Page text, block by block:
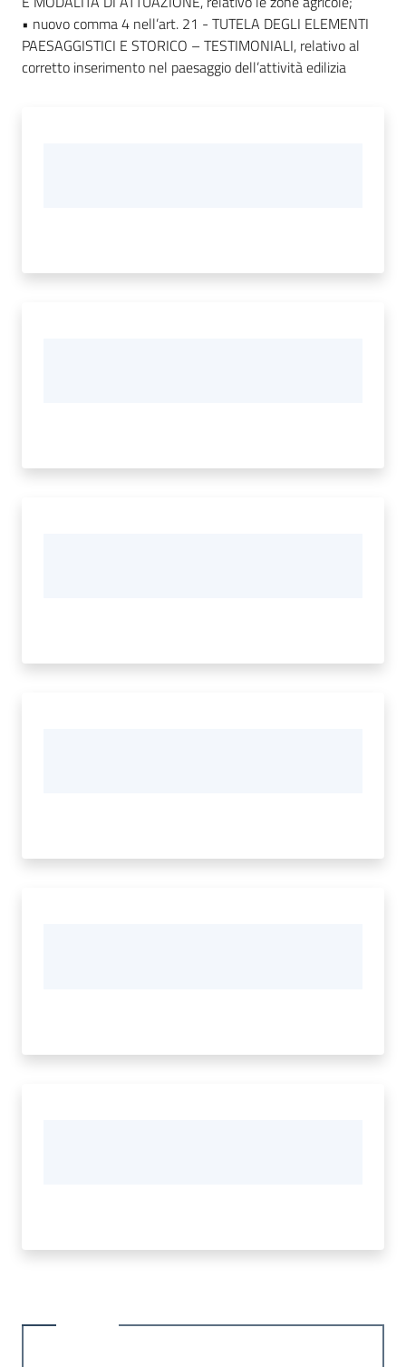
Seguici
su
• nuovo comma 4 nell’art. 21 - TUTELA DEGLI ELEMENTI
PAESAGGISTICI E STORICO – TESTIMONIALI, relativo al
corretto inserimento nel paesaggio dell’attività edilizia